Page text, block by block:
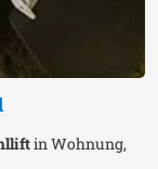
in Wohnung,